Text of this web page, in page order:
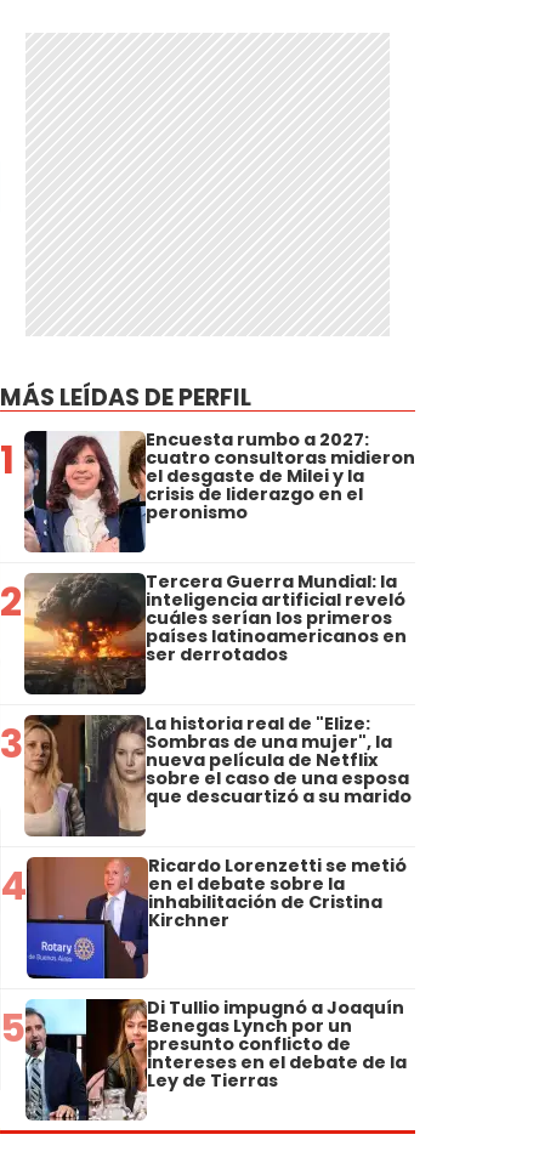
MÁS LEÍDAS DE PERFIL
1 Encuesta rumbo a 2027:
cuatro consultoras midieron
el desgaste de Milei y la
crisis de liderazgo en el
peronismo
2 Tercera Guerra Mundial: la
inteligencia artificial reveló
cuáles serían los primeros
países latinoamericanos en
ser derrotados
3 La historia real de "Elize:
Sombras de una mujer", la
nueva película de Netflix
sobre el caso de una esposa
que descuartizó a su marido
4 Ricardo Lorenzetti se metió
en el debate sobre la
inhabilitación de Cristina
Kirchner
5 Di Tullio impugnó a Joaquín
Benegas Lynch por un
presunto conflicto de
intereses en el debate de la
Ley de Tierras